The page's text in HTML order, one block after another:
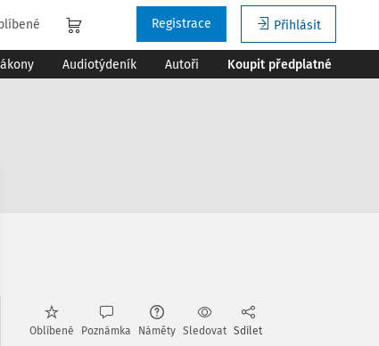
Přihlásit
Registrace
Audiotýdeník Autoři Koupit předplatné
Oblíbené Poznámka Náměty Sledovat Sdílet